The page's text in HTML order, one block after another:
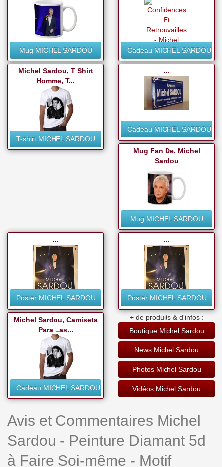
Mug MICHEL SARDOU Cadeau MICHEL SARDOU
Michel Sardou, T Shirt
Homme, T...
T-shirt MICHEL SARDOU
...
Cadeau MICHEL SARDOU
Mug Fan De. Michel
Sardou
Mug MICHEL SARDOU
...
Poster MICHEL SARDOU
...
Poster MICHEL SARDOU
Michel Sardou, Camiseta
Para Las...
Cadeau MICHEL SARDOU
+ de produits & d'infos :
Boutique Michel Sardou
News Michel Sardou
Photos Michel Sardou
Vidéos Michel Sardou
Avis et Commentaires Michel
Sardou - Peinture Diamant 5d
à Faire Soi-même - Motif